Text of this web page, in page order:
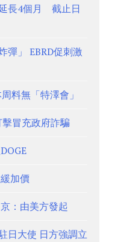
長4個月 截止日
彈」 EBRD促刺激
料無「特澤會」
冒充政府詐騙
加價
：由美方發起
日大使 日方強調立